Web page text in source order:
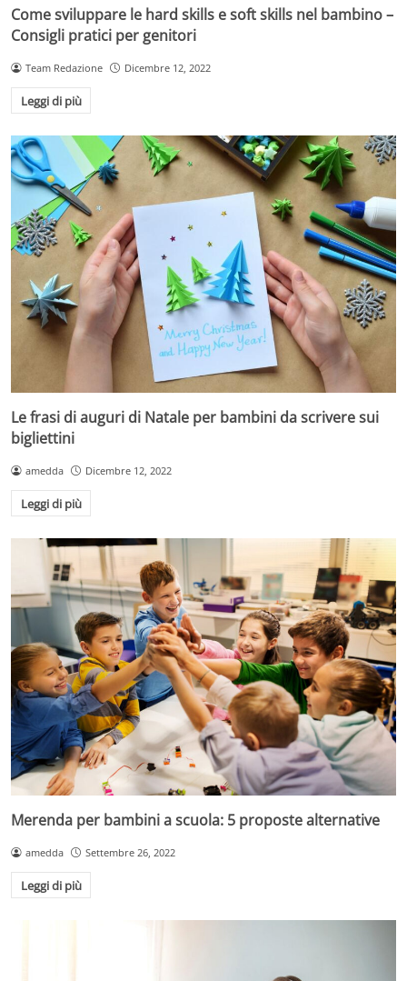
Come sviluppare le hard skills e soft skills nel bambino –
Consigli pratici per genitori
Team Redazione Dicembre 12, 2022
Leggi di più
Le frasi di auguri di Natale per bambini da scrivere sui
bigliettini
amedda Dicembre 12, 2022
Leggi di più
Merenda per bambini a scuola: 5 proposte alternative
amedda Settembre 26, 2022
Leggi di più